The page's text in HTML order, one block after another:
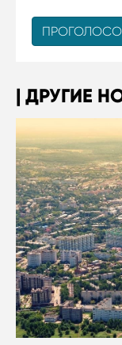
ДРУГИЕ